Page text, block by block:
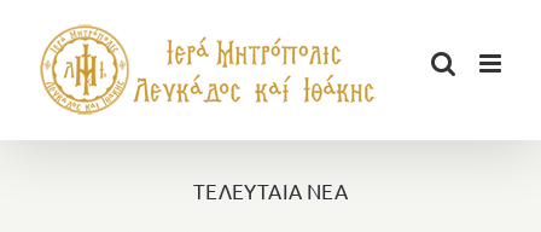
περιεχόμενο
ΤΕΛΕΥΤΑΙΑ ΝΕΑ